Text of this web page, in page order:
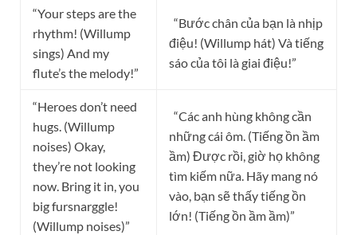
“Your steps are the
rhythm! (Willump
sings) And my
flute’s the melody!”
“Bước chân của bạn là nhịp
điệu! (Willump hát) Và tiếng
sáo của tôi là giai điệu!”
“Heroes don’t need
hugs. (Willump
noises) Okay,
they’re not looking
now. Bring it in, you
big fursnarggle!
(Willump noises)”
“Các anh hùng không cần
những cái ôm. (Tiếng ồn ầm
ầm) Được rồi, giờ họ không
tìm kiếm nữa. Hãy mang nó
vào, bạn sẽ thấy tiếng ồn
lớn! (Tiếng ồn ầm ầm)”